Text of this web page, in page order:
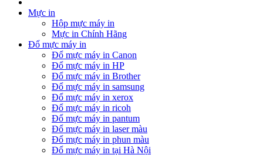
Mực in
Hộp mực máy in
Mực in Chính Hãng
Đổ mực máy in
Đổ mực máy in Canon
Đổ mực máy in HP
Đổ mực máy in Brother
Đổ mực máy in samsung
Đổ mực máy in xerox
Đổ mực máy in ricoh
Đổ mực máy in pantum
Đổ mực máy in laser màu
Đổ mực máy in phun màu
Đổ mực máy in tại Hà Nội